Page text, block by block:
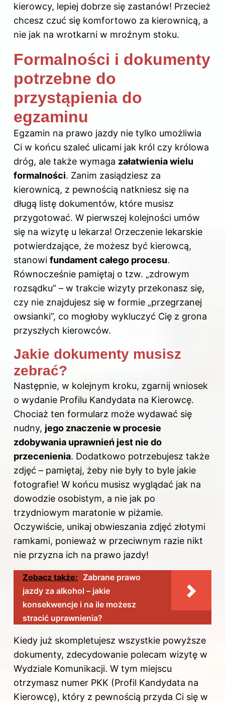
kierowcy, lepiej dobrze się zastanów! Przecież
chcesz czuć się komfortowo za kierownicą, a
nie jak na wrotkarni w mroźnym stoku.
Formalności i dokumenty
potrzebne do
przystąpienia do
egzaminu
Egzamin na prawo jazdy nie tylko umożliwia
Ci w końcu szaleć ulicami jak król czy królowa
dróg, ale także wymaga załatwienia wielu
formalności. Zanim zasiądziesz za
kierownicą, z pewnością natkniesz się na
długą listę dokumentów, które musisz
przygotować. W pierwszej kolejności umów
się na wizytę u lekarza! Orzeczenie lekarskie
potwierdzające, że możesz być kierowcą,
stanowi fundament całego procesu.
Równocześnie pamiętaj o tzw. „zdrowym
rozsądku” – w trakcie wizyty przekonasz się,
czy nie znajdujesz się w formie „przegrzanej
owsianki”, co mogłoby wykluczyć Cię z grona
przyszłych kierowców.
Jakie dokumenty musisz
zebrać?
Następnie, w kolejnym kroku, zgarnij wniosek
o wydanie Profilu Kandydata na Kierowcę.
Chociaż ten formularz może wydawać się
nudny, jego znaczenie w procesie
zdobywania uprawnień jest nie do
przecenienia. Dodatkowo potrzebujesz także
zdjęć – pamiętaj, żeby nie były to byle jakie
fotografie! W końcu musisz wyglądać jak na
dowodzie osobistym, a nie jak po
trzydniowym maratonie w piżamie.
Oczywiście, unikaj obwieszania zdjęć złotymi
ramkami, ponieważ w przeciwnym razie nikt
nie przyzna ich na prawo jazdy!
Zobacz także: Zabrane prawo
jazdy za alkohol – jakie
konsekwencje i na ile możesz
stracić uprawnienia?
Kiedy już skompletujesz wszystkie powyższe
dokumenty, zdecydowanie polecam wizytę w
Wydziale Komunikacji. W tym miejscu
otrzymasz numer PKK (Profil Kandydata na
Kierowcę), który z pewnością przyda Ci się w